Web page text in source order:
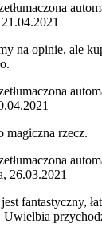
21.04.2021
na opinie, ale
magiczna rzecz.
, 26.03.2021
fantastyczny,
Uwielbia